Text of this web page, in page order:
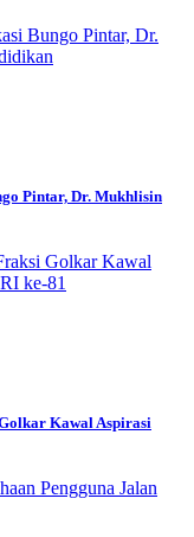
Pintar, Dr. Mukhlisin
Kawal Aspirasi